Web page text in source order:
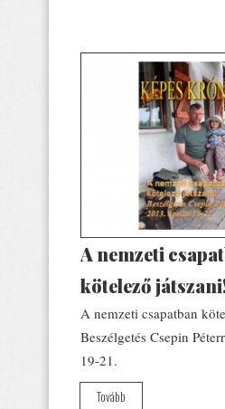
A nemzeti
kötelező
A nemzeti csapatban
Beszélgetés Csepin
19-21.
Tovább